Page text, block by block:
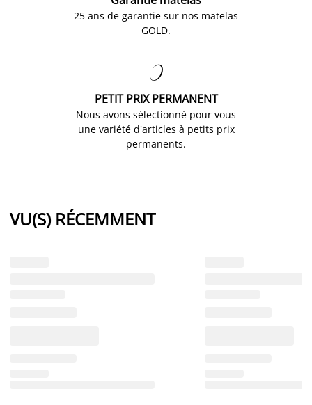
25 ans de garantie sur nos matelas
GOLD.

PETIT PRIX PERMANENT
Nous avons sélectionné pour vous
une variété d'articles à petits prix
permanents.
VU(S) RÉCEMMENT